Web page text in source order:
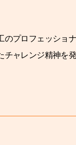
プロフェッショ
ャレンジ精神を